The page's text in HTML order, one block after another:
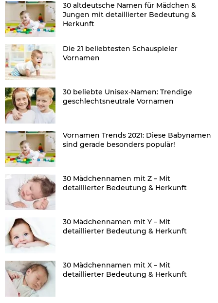
30 altdeutsche Namen für Mädchen &
Jungen mit detaillierter Bedeutung &
Herkunft
Die 21 beliebtesten Schauspieler
Vornamen
30 beliebte Unisex-Namen: Trendige
geschlechtsneutrale Vornamen
Vornamen Trends 2021: Diese Babynamen
sind gerade besonders populär!
30 Mädchennamen mit Z – Mit
detaillierter Bedeutung & Herkunft
30 Mädchennamen mit Y – Mit
detaillierter Bedeutung & Herkunft
30 Mädchennamen mit X – Mit
detaillierter Bedeutung & Herkunft